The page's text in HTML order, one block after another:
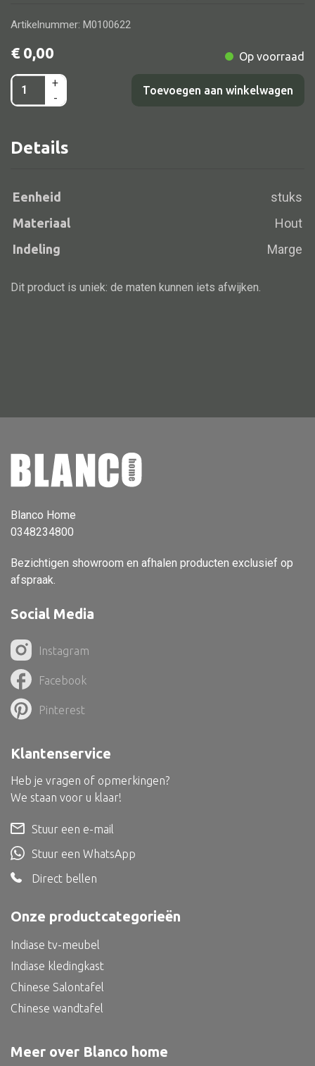
Barstoel
Kinderstoel
Kruk
Stoel overig
Bank hout
Bank IJzer
Chaise longues
Vloerlamp
Wandlamp
Alle deco
Vaas
Object
Pilaar
Pot
Dienblad
Mand
Roomdevider
Deco overig
Kelim
Alle bouwmateriaal
Artikelnummer: M0100622
€ 0,00 Op voorraad
Eettafel
aantal
+
-
Toevoegen aan winkelwagen
Details
Eenheid stuks
Materiaal Hout
Indeling Marge
Dit product is uniek: de maten kunnen iets afwijken.
Blanco Home
0348234800
Bezichtigen showroom en afhalen producten exclusief op
afspraak.
Social Media
Instagram
Facebook
Pinterest
Onze productcategorieën
Indiase tv-meubel
Indiase kledingkast
Chinese Salontafel
Chinese wandtafel
Meer over Blanco home
Klantenservice
Heb je vragen of opmerkingen?
We staan voor u klaar!
Stuur een e-mail
Stuur een WhatsApp
Direct bellen